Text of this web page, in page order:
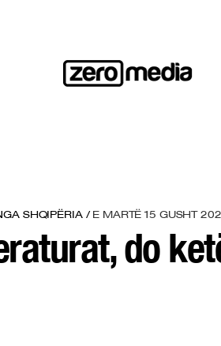
SHQIPËRIA /E MARTË 15 GUSHT
do